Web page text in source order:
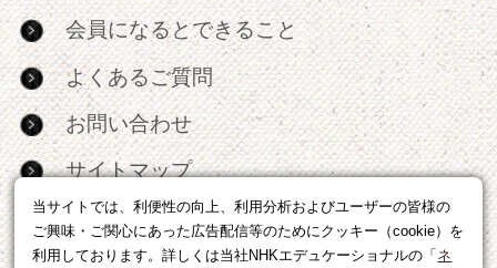
当サイトでは、利便性の向上、利用分析およびユーザーの皆様の
ご興味・ご関心にあった広告配信等のためにクッキー（cookie）を
利用しております。詳しくは当社NHKエデュケーショナルの「 ネ
会員になるとできること
よくあるご質問
お問い合わせ
サイトマップ
RSS